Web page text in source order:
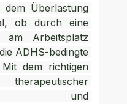
Überlastung
ob durch eine
am Arbeitsplatz
ADHS-bedingte
dem richtigen
und